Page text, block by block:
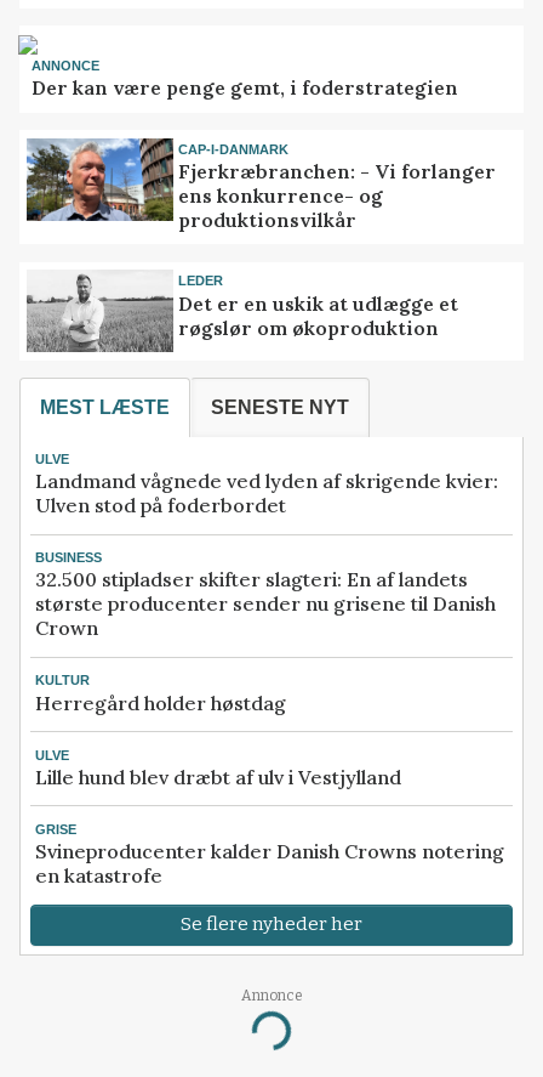
ANNONCE
Der kan være penge gemt, i foderstrategien
CAP-I-DANMARK
Fjerkræbranchen: - Vi forlanger
ens konkurrence- og
produktionsvilkår
LEDER
Det er en uskik at udlægge et
røgslør om økoproduktion
MEST LÆSTE SENESTE NYT
ULVE
Landmand vågnede ved lyden af skrigende kvier:
Ulven stod på foderbordet
BUSINESS
32.500 stipladser skifter slagteri: En af landets
største producenter sender nu grisene til Danish
Crown
KULTUR
Herregård holder høstdag
ULVE
Lille hund blev dræbt af ulv i Vestjylland
GRISE
Svineproducenter kalder Danish Crowns notering
en katastrofe
Se flere nyheder her
Annonce
Loading...